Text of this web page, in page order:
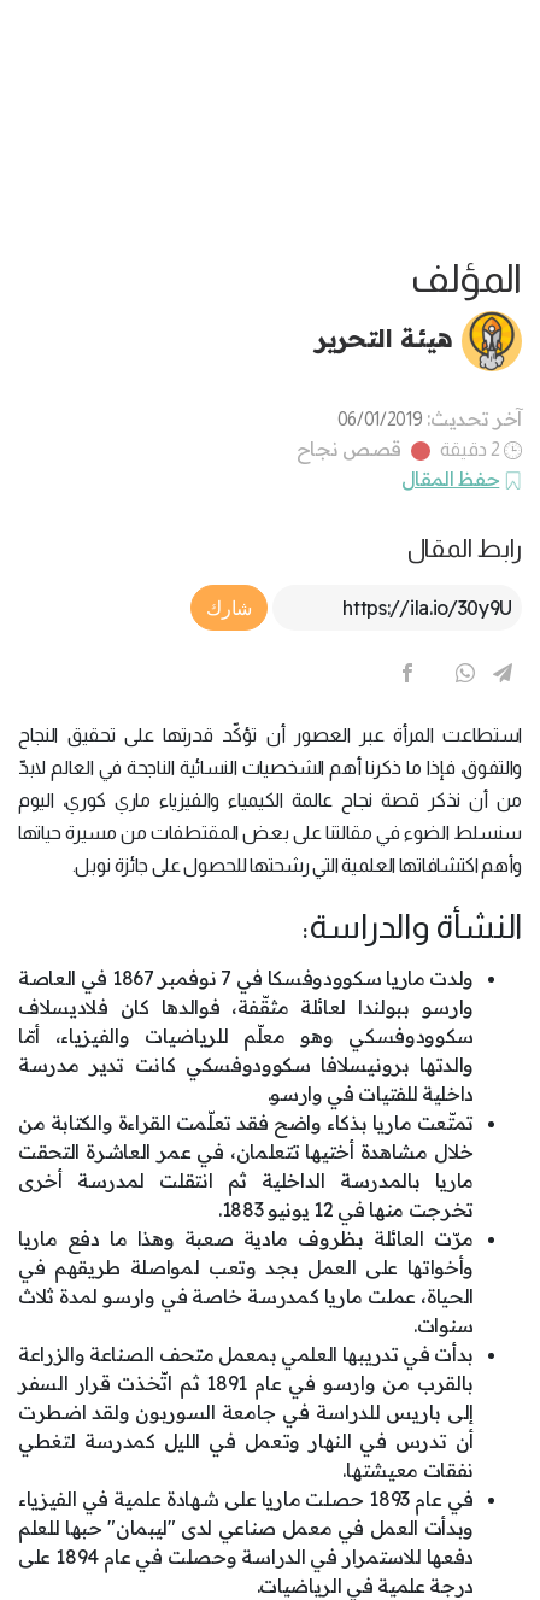
المؤلف
هيئة التحرير
آخر تحديث: 06/01/2019
2 دقيقة
قصص نجاح
حفظ المقال
رابط المقال
Article Link
شارك
استطاعت المرأة عبر العصور أن تؤكّد قدرتها على تحقيق النجاح
والتفوق، فإذا ما ذكرنا أهم الشخصيات النسائية الناجحة في العالم لابدّ
من أن نذكر قصة نجاح عالمة الكيمياء والفيزياء ماري كوري، اليوم
سنسلط الضوء في مقالتنا على بعض المقتطفات من مسيرة حياتها
وأهم اكتشافاتها العلمية التي رشحتها للحصول على جائزة نوبل.
النشأة والدراسة:
ولدت ماريا سكوودوفسكا في 7 نوفمبر 1867 في العاصة
وارسو ببولندا لعائلة مثقّفة، فوالدها كان فلاديسلاف
سكوودوفسكي وهو معلّم للرياضيات والفيزياء، أمّا
والدتها برونيسلافا سكوودوفسكي كانت تدير مدرسة
داخلية للفتيات في وارسو.
تمتّعت ماريا بذكاء واضح فقد تعلّمت القراءة والكتابة من
خلال مشاهدة أختيها تتعلمان، في عمر العاشرة التحقت
ماريا بالمدرسة الداخلية ثم انتقلت لمدرسة أخرى
تخرجت منها في 12 يونيو 1883.
مرّت العائلة بظروف مادية صعبة وهذا ما دفع ماريا
وأخواتها على العمل بجد وتعب لمواصلة طريقهم في
الحياة، عملت ماريا كمدرسة خاصة في وارسو لمدة ثلاث
سنوات.
بدأت في تدريبها العلمي بمعمل متحف الصناعة والزراعة
بالقرب من وارسو في عام 1891 ثم اتّخذت قرار السفر
إلى باريس للدراسة في جامعة السوربون ولقد اضطرت
أن تدرس في النهار وتعمل في الليل كمدرسة لتغطي
نفقات معيشتها.
في عام 1893 حصلت ماريا على شهادة علمية في الفيزياء
وبدأت العمل في معمل صناعي لدى "ليبمان" حبها للعلم
دفعها للاستمرار في الدراسة وحصلت في عام 1894 على
درجة علمية في الرياضيات.